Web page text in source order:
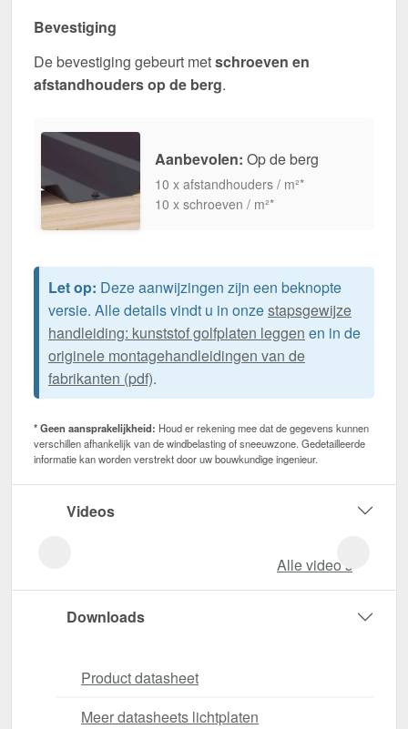
Bevestiging
De bevestiging gebeurt metschroeven en
afstandhouders op de berg.
Aanbevolen: Op de berg
10 x afstandhouders / m²*
10 x schroeven / m²*
Let op: Deze aanwijzingen zijn een beknopte
versie. Alle details vindt u in onzestapsgewijze
handleiding: kunststof golfplaten leggen en in de
originele montagehandleidingen van de
fabrikanten (pdf).
* Geen aansprakelijkheid: Houd er rekening mee dat de gegevens kunnen
verschillen afhankelijk van de windbelasting of sneeuwzone. Gedetailleerde
informatie kan worden verstrekt door uw bouwkundige ingenieur.
Videos
Alle video‘s
Downloads
Product datasheet
Meer datasheets lichtplaten